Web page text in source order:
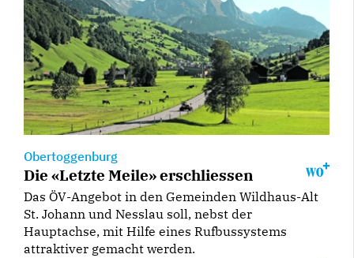
Obertoggenburg
Die «Letzte Meile» erschliessen
Das ÖV-Angebot in den Gemeinden Wildhaus-Alt
St. Johann und Nesslau soll, nebst der
Hauptachse, mit Hilfe eines Rufbussystems
attraktiver gemacht werden.